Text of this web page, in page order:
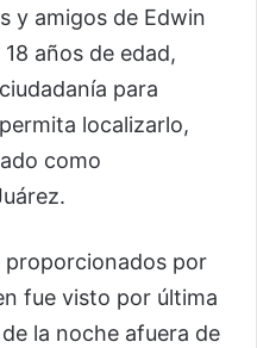
y amigos de Edwin
años de edad,
para
localizarlo,
como
proporcionados por
fue visto por última
la noche afuera de